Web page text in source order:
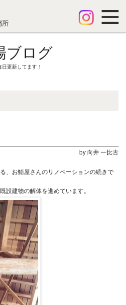
ブログ
日更新してます！
by 向井 一比古
、お鮨屋さんのリノベーションの続きで
設建物の解体を進めています。